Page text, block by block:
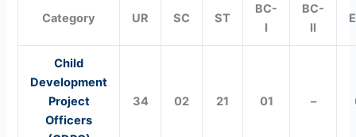
Category UR SC ST
BC-
I
BC-
II
Child
Development
Project
Officers
34 02 21 01 –